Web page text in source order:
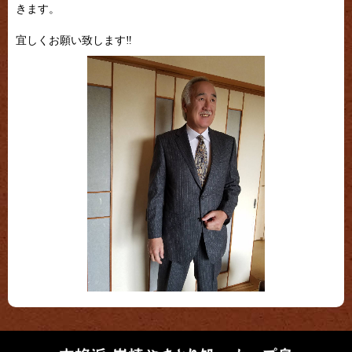
きます。
宜しくお願い致します‼